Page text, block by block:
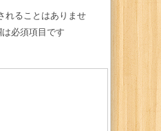
れることはありませ
必須項目です